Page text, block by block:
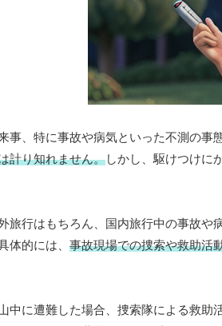
事、特に事故や病気といった不測の事
計り知れません。しかし、駆けつけに
旅行はもちろん、国内旅行中の事故
体的には、 事故現場での捜索や救助活
中に遭難した場合、捜索隊による救助